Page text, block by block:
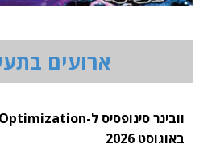
ארועים
באוגוסט 2026